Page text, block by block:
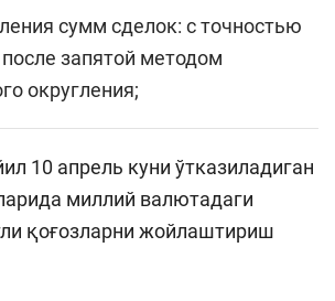
сумм сделок: с точностью
запятой методом
округления;
10 апрель куни ўтказиладиган
миллий валютадаги
қоғозларни жойлаштириш